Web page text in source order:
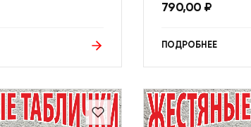
790,00 ₽
ПОДРОБНЕЕ